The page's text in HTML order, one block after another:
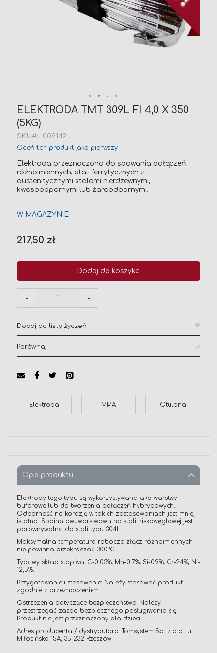
Przejdź
na
początek
galerii
ELEKTRODA TMT 309L FI 4,0 X 350
(5KG)
SKU 009142
Oceń ten produkt jako pierwszy
Elektroda przeznaczona do spawania połączeń
różnoimiennych, stali ferrytycznych z
austenitycznymi stalami nierdzewnymi,
kwasoodpornymi lub żaroodpornymi.
W MAGAZYNIE
217,50 zł
Dodaj do koszyka
- +
Dodaj do listy życzeń
Porównaj
Elektroda MMA Otulona
Opis produktu
Elektrody tego typu są wykorzystywane jako warstwy
buforowe lub do tworzenia połączeń hybrydowych.
Odporność na korozję w takich zastosowaniach jest mniej
istotna. Spoina dwuwarstwowa na stali niskowęglowej jest
porównywalna do stali typu 304L.
Maksymalna temperatura robocza złącz różnoimiennych
nie powinna przekraczać 300°C.
Typowy skład stopiwa: C-0,03%; Mn-0,7%; Si-0,9%; Cr-24%; Ni-
12,5%.
Przygotowanie i stosowanie: Należy stosować produkt
zgodnie z przeznaczeniem.
Ostrzeżenia dotyczące bezpieczeństwa: Należy
przestrzegać zasad bezpiecznego posługiwania się.
Produkt nie jest przeznaczony dla dzieci.
Adres producenta / dystrybutora: Tomsystem Sp. z o.o., ul.
Miłocińska 15A, 35-232 Rzeszów